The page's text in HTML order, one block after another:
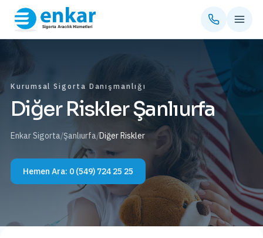
Kurumsal Sigorta Danışmanlığı
Diğer Riskler Şanlıurfa
Enkar Sigorta/Şanlıurfa/Diğer Riskler
Hemen Ara: 0 (549) 724 25 25